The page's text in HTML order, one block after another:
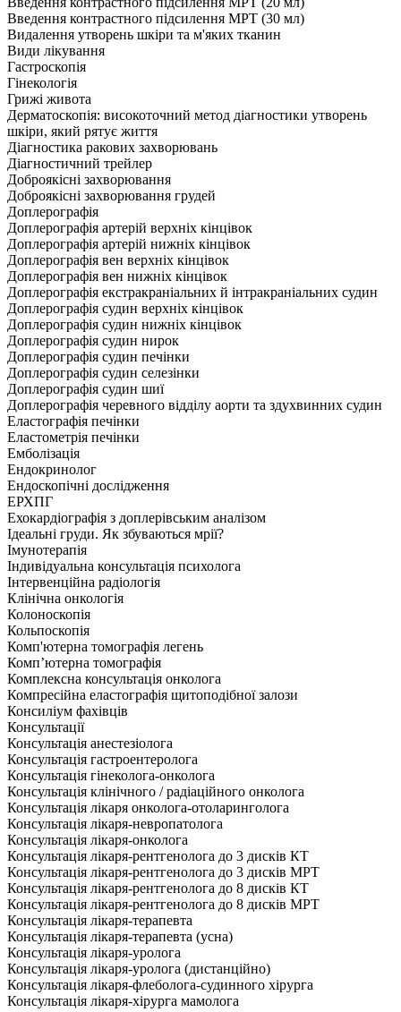
Введення контрастного підсилення МРТ (30 мл)
Видалення утворень шкіри та м'яких тканин
Види лікування
Гастроскопія
Гінекологія
Грижі живота
Дерматоскопія: високоточний метод діагностики утворень
шкіри, який рятує життя
Діагностика ракових захворювань
Діагностичний трейлер
Доброякісні захворювання
Доброякісні захворювання грудей
Доплерографія
Доплерографія артерій верхніх кінцівок
Доплерографія артерій нижніх кінцівок
Доплерографія вен верхніх кінцівок
Доплерографія вен нижніх кінцівок
Доплерографія екстракраніальних й інтракраніальних судин
Доплерографія судин верхніх кінцівок
Доплерографія судин нижніх кінцівок
Доплерографія судин нирок
Доплерографія судин печінки
Доплерографія судин селезінки
Доплерографія судин шиї
Доплерографія черевного відділу аорти та здухвинних судин
Еластографія печінки
Еластометрія печінки
Емболізація
Ендокринолог
Ендоскопічні дослідження
ЕРХПГ
Ехокардіографія з доплерівським аналізом
Ідеальні груди. Як збуваються мрії?
Імунотерапія
Індивідуальна консультація психолога
Інтервенційна радіологія
Клінічна онкологія
Колоноскопія
Кольпоскопія
Комп'ютерна томографія легень
Комп’ютерна томографія
Комплексна консультація онколога
Компресійна еластографія щитоподібної залози
Консиліум фахівців
Консультації
Консультація анестезіолога
Консультація гастроентеролога
Консультація гінеколога-онколога
Консультація клінічного / радіаційного онколога
Консультація лікаря онколога-отоларинголога
Консультація лікаря-невропатолога
Консультація лікаря-онколога
Консультація лікаря-рентгенолога до 3 дисків КТ
Консультація лікаря-рентгенолога до 3 дисків МРТ
Консультація лікаря-рентгенолога до 8 дисків КТ
Консультація лікаря-рентгенолога до 8 дисків МРТ
Консультація лікаря-терапевта
Консультація лікаря-терапевта (усна)
Консультація лікаря-уролога
Консультація лікаря-уролога (дистанційно)
Консультація лікаря-флеболога-судинного хірурга
Консультація лікаря-хірурга мамолога